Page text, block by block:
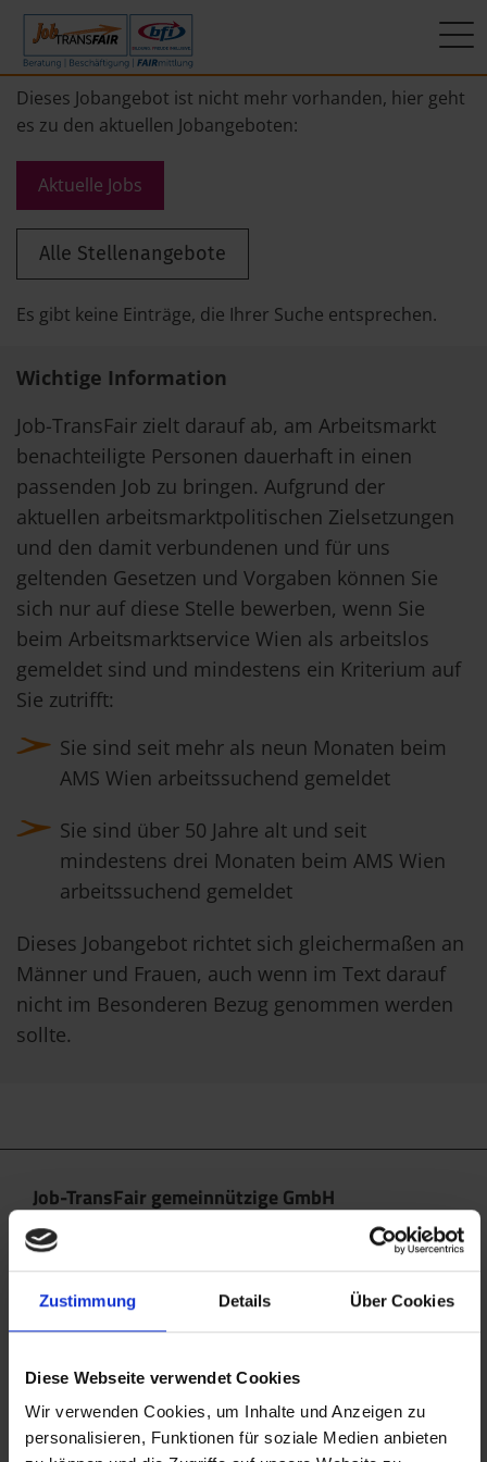
Zustimmung Details Über Cookies
Diese Webseite verwendet Cookies
Wir verwenden Cookies, um Inhalte und Anzeigen zu
personalisieren, Funktionen für soziale Medien anbieten
Dieses Jobangebot ist nicht mehr vorhanden, hier geht
es zu den aktuellen Jobangeboten:
Aktuelle Jobs
Alle Stellenangebote
Es gibt keine Einträge, die Ihrer Suche entsprechen.
Wichtige Information
Job-TransFair zielt darauf ab, am Arbeitsmarkt
benachteiligte Personen dauerhaft in einen
passenden Job zu bringen. Aufgrund der
aktuellen arbeitsmarktpolitischen Zielsetzungen
und den damit verbundenen und für uns
geltenden Gesetzen und Vorgaben können Sie
sich nur auf diese Stelle bewerben, wenn Sie
beim Arbeitsmarktservice Wien als arbeitslos
gemeldet sind und mindestens ein Kriterium auf
Sie zutrifft:
Sie sind seit mehr als neun Monaten beim
AMS Wien arbeitssuchend gemeldet
Sie sind über 50 Jahre alt und seit
mindestens drei Monaten beim AMS Wien
arbeitssuchend gemeldet
Dieses Jobangebot richtet sich gleichermaßen an
Männer und Frauen, auch wenn im Text darauf
nicht im Besonderen Bezug genommen werden
sollte.
Job-TransFair gemeinnützige GmbH
Linke Wienzeile 10/21 (Zentrale)
1060 Wien
office@jobtransfair.at
+43 1 585 39 91
Die Inhalte unserer Webseite können Spuren von KI
enthalten. Nähere Details entnehmen Sie bitte
unseremKI Manifest
Mein Weg zum Job
Beschäftigung
FAIRmittlung
ÜBER UNS
KI-Manifest
Ergebnisse
Geschichte
News
Newsletter
Standorte
Interner Bereich
JobImpuls
Zeiterfassung